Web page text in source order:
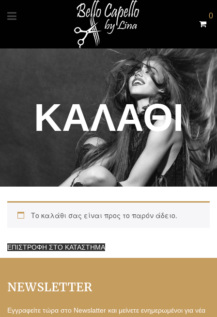
0
ΚΑΛΆΘΙ
Το καλάθι σας είναι προς το παρόν άδειο.
ΕΠΙΣΤΡΟΦΉ ΣΤΟ ΚΑΤΆΣΤΗΜΑ
NEWSLETTER
Εγγραφείτε τώρα στο Newslatter και μείνετε ενημερωμένοι για νέα